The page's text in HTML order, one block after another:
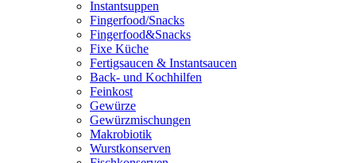
Instantsuppen
Fingerfood/Snacks
Fingerfood&Snacks
Fixe Küche
Fertigsaucen & Instantsaucen
Back- und Kochhilfen
Feinkost
Gewürze
Gewürzmischungen
Makrobiotik
Wurstkonserven